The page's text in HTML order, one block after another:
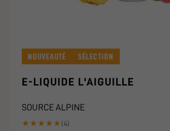
NOUVEAUTÉ SÉLECTION
E-LIQUIDE L'AIGUILLE
SOURCE ALPINE
★ ★ ★ ★ ★ (4)